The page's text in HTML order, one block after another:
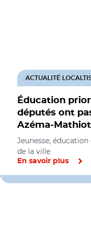
Éducation
députés ont
Azéma-
ACTUALITÉ
Jeunesse,
de la ville
En savoir plus